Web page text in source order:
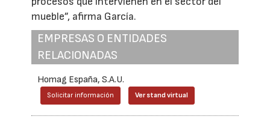
mueble”, afirma García.
EMPRESAS O ENTIDADES
RELACIONADAS
Homag España, S.A.U.
Solicitar información Ver stand virtual